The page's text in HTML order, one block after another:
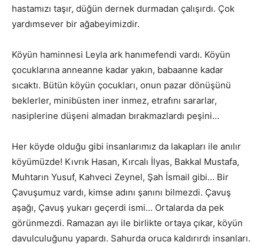
hastamızı taşır, düğün dernek durmadan çalışırdı. Çok
yardımsever bir ağabeyimizdir.
Köyün haminnesi Leyla ark hanımefendi vardı. Köyün
çocuklarına anneanne kadar yakın, babaanne kadar
sıcaktı. Bütün köyün çocukları, onun pazar dönüşünü
beklerler, minibüsten iner inmez, etrafını sararlar,
nasiplerine düşeni almadan bırakmazlardı peşini…
Her köyde olduğu gibi insanlarımız da lakapları ile anılır
köyümüzde! Kıvrık Hasan, Kırcalı İlyas, Bakkal Mustafa,
Muhtarın Yusuf, Kahveci Zeynel, Şah İsmail gibi… Bir
Çavuşumuz vardı, kimse adını şanını bilmezdi. Çavuş
aşağı, Çavuş yukarı geçerdi ismi… Ortalarda da pek
görünmezdi. Ramazan ayı ile birlikte ortaya çıkar, köyün
davulculuğunu yapardı. Sahurda oruca kaldırırdı insanları.